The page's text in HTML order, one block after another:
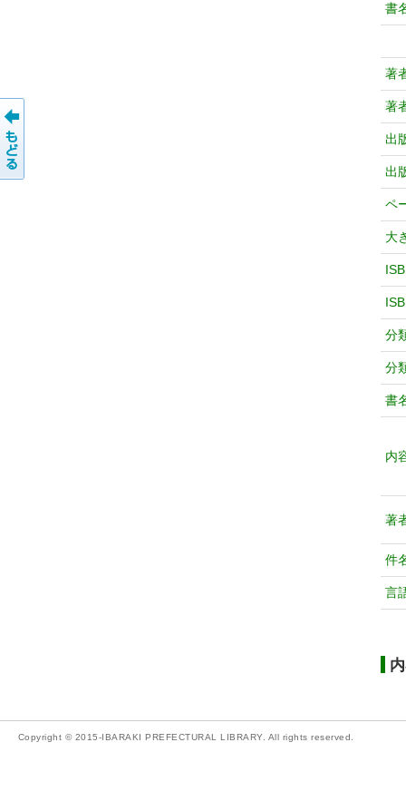
書
著
著
出
出
ペ
大
分
分
書
内
著
件
言
Copyright © 2015-IBARAKI PREFECTURAL LIBRARY. All rights reserved.